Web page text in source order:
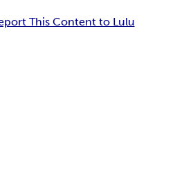
This Content to Lulu